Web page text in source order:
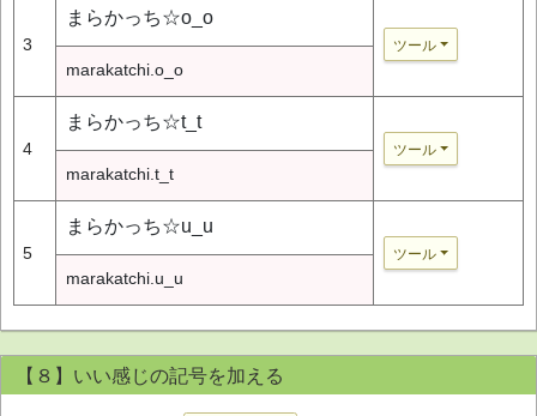
3
まらかっち☆o_o
ツール
marakatchi.o_o
4
まらかっち☆t_t
ツール
marakatchi.t_t
5
まらかっち☆u_u
ツール
marakatchi.u_u
【８】いい感じの記号を加える